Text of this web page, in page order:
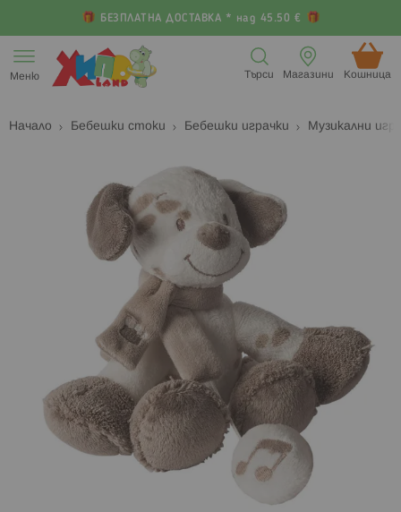
БЕЗПЛАТНА ДОСТАВКА * над 45.50 €
към
съдържанието
Меню Кошница (
Магазини
Търси
Начало Бебешки стоки Бебешки играчки Музикални
изображенията